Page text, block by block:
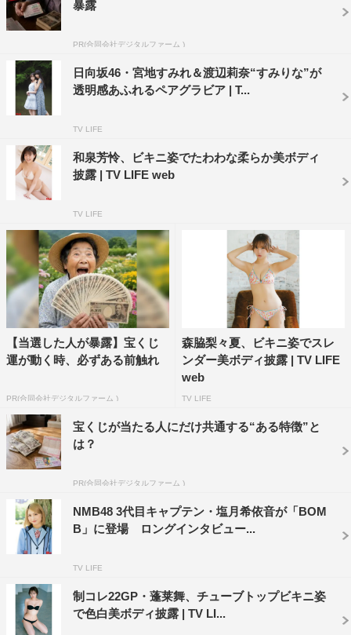
ャレンジしたり、適度な距離感で。2人の初めての出逢い
から、仲良くなったきっかけ、これからの2人…と、ここ
だけで語ったエピソードたっぷりのロング対談にも注目
だ。
限定版の表紙は森脇梨々夏
限定版の表紙を飾るのは『佐久間宣行のNOBROCK TV』
から生まれた6人組グループ・DRAW?ME（ドローミー）
として「素直でごめんね」でのCDデビューも決まった森
ーボディ、距離感近めの表情も。誌面のQRコードから見
られるグラビア撮影動画も。
限定版の裏表紙は和泉芳怜
限定版の裏表紙は、久しぶりのボム水着グラビアとなるミ
スマガ2021グランプリの和泉芳怜。声優にもチャレンジ
ビア動画も。
【通常版】
表紙：日向坂46・宮地すみれ＆渡辺莉奈
裏表紙：日向坂46・山口陽世
■別冊付録
両面ポスター
宮地すみれ＆渡辺莉奈（日向坂46）
【限定版】
暴露
PR(合同会社デジタルファーム )
日向坂46・宮地すみれ＆渡辺莉奈“すみりな”が
透明感あふれるペアグラビア | T...
TV LIFE
和泉芳怜、ビキニ姿でたわわな柔らか美ボディ
披露 | TV LIFE web
TV LIFE
【当選した人が暴露】宝くじ
運が動く時、必ずある前触れ
PR(合同会社デジタルファーム )
森脇梨々夏、ビキニ姿でスレ
ンダー美ボディ披露 | TV LIFE
web
TV LIFE
宝くじが当たる人にだけ共通する“ある特徴”と
は？
PR(合同会社デジタルファーム )
NMB48 3代目キャプテン・塩月希依音が「BOM
B」に登場 ロングインタビュー...
TV LIFE
制コレ22GP・蓬莱舞、チューブトップビキニ姿
で色白美ボディ披露 | TV LI...